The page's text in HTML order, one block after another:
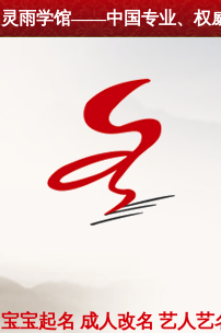
灵雨学馆——中国专业、权
宝宝起名 成人改名 艺人